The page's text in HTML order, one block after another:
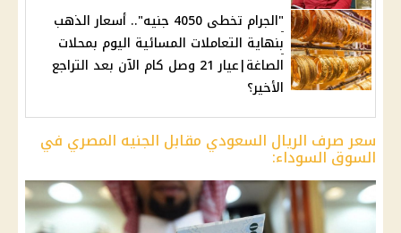
"الجرام تخطى 4050 جنيه".. أسعار الذهب
بنهاية التعاملات المسائية اليوم بمحلات
الصاغة|عيار 21 وصل كام الآن بعد التراجع
الأخير؟
سعر صرف الريال السعودي مقابل الجنيه المصري في
السوق السوداء: